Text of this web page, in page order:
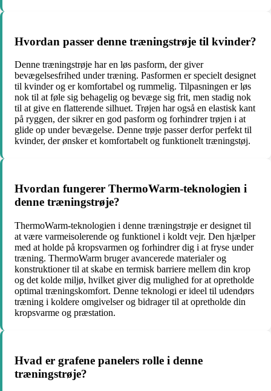
Hvordan passer denne træningstrøje til kvinder?
Denne træningstrøje har en løs pasform, der giver
bevægelsesfrihed under træning. Pasformen er specielt designet
til kvinder og er komfortabel og rummelig. Tilpasningen er løs
nok til at føle sig behagelig og bevæge sig frit, men stadig nok
til at give en flatterende silhuet. Trøjen har også en elastisk kant
på ryggen, der sikrer en god pasform og forhindrer trøjen i at
glide op under bevægelse. Denne trøje passer derfor perfekt til
kvinder, der ønsker et komfortabelt og funktionelt træningstøj.
Hvordan fungerer ThermoWarm-teknologien i
denne træningstrøje?
ThermoWarm-teknologien i denne træningstrøje er designet til
at være varmeisolerende og funktionel i koldt vejr. Den hjælper
med at holde på kropsvarmen og forhindrer dig i at fryse under
træning. ThermoWarm bruger avancerede materialer og
konstruktioner til at skabe en termisk barriere mellem din krop
og det kolde miljø, hvilket giver dig mulighed for at opretholde
optimal træningskomfort. Denne teknologi er ideel til udendørs
træning i koldere omgivelser og bidrager til at opretholde din
kropsvarme og præstation.
Hvad er grafene panelers rolle i denne
træningstrøje?